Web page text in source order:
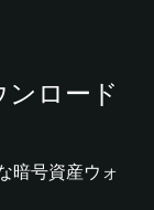
ロード
暗号資産ウォ